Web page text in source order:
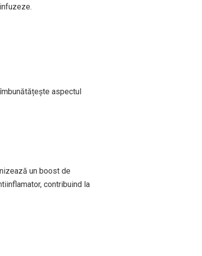
aspectul
un boost de
contribuind la